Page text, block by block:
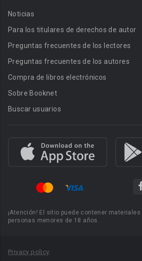
Noticias
Para los titulares de derechos de autor
Preguntas frecuentes de los lectores
Preguntas frecuentes de los autores
Compra de libros electrónicos
Sobre Booknet
Buscar usuarios
¡Atención! El sitio puede contener
personas menores de 18 años.
Privacy policy